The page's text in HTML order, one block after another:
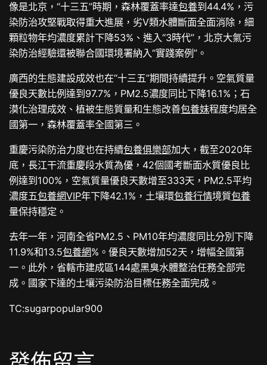
像是北京，“十三五”時期，森林覆蓋率達包養到44.4%，污
染防治攻堅戰取得重大進展，劣Ⅴ類水體斷面全面消除，細
顆粒物年均濃度累計下降53%、進入“3時代”，北京大氣污
染防治經驗還被聯合國環境署納入“實踐案例”。
廣西的生態建設成效也在“十三五”期間持續提升。空氣質量
優良天數比例達到97.7%，PM2.5濃度同比下降16.1%；石
漠化治理成效、植被生態質量和生態改善包養妹程度均居全
國第一，森林覆蓋率全國第三。
重慶污染防治力度也在持續包養俱樂部加大，截至2020年
底，長江干流重慶段水質為優，42個國考斷面水質優良比
例達到100%，空氣質量優良天數增至333天，PM2.5平均
濃度五包養網VIP年下降42.1%，土壤環包養行情境質包養
量保持穩定。
去年一年，河南全省PM2.5、PM10年均濃度同比分別下降
11.9%和13.5包養網%。優良天數增加52天，增幅全國第
一。此外，省轄市建成區144處黑臭水體整治任務全部完
成。國家下達的土壤污染防治目標任務全面完成。
TC:sugarpopular900